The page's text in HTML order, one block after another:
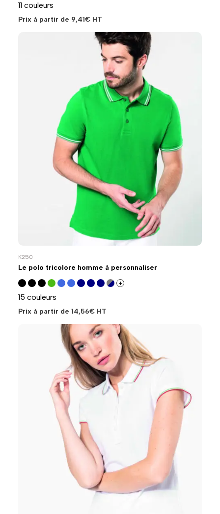
11 couleurs
Prix à partir de 9,41€ HT
K250
Le polo tricolore homme à personnaliser
+
15 couleurs
Prix à partir de 14,56€ HT